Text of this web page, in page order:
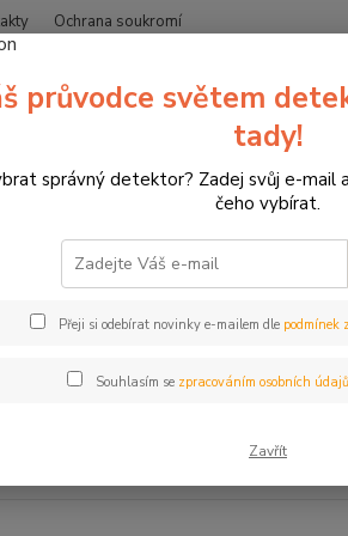
Ochrana soukromí
Hledat
kovů Minelab Detektor kovů
kovů Minelab
TOP produkt
průvodce světem
tady!
správný detektor? Zadej svůj e-mail
čeho vybírat.
Přeji si odebírat novinky e-mailem dle podmínek
Souhlasím se zpracováním osobních údajů
Zavřít